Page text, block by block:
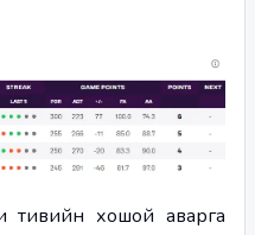
тивийн хошой аварга